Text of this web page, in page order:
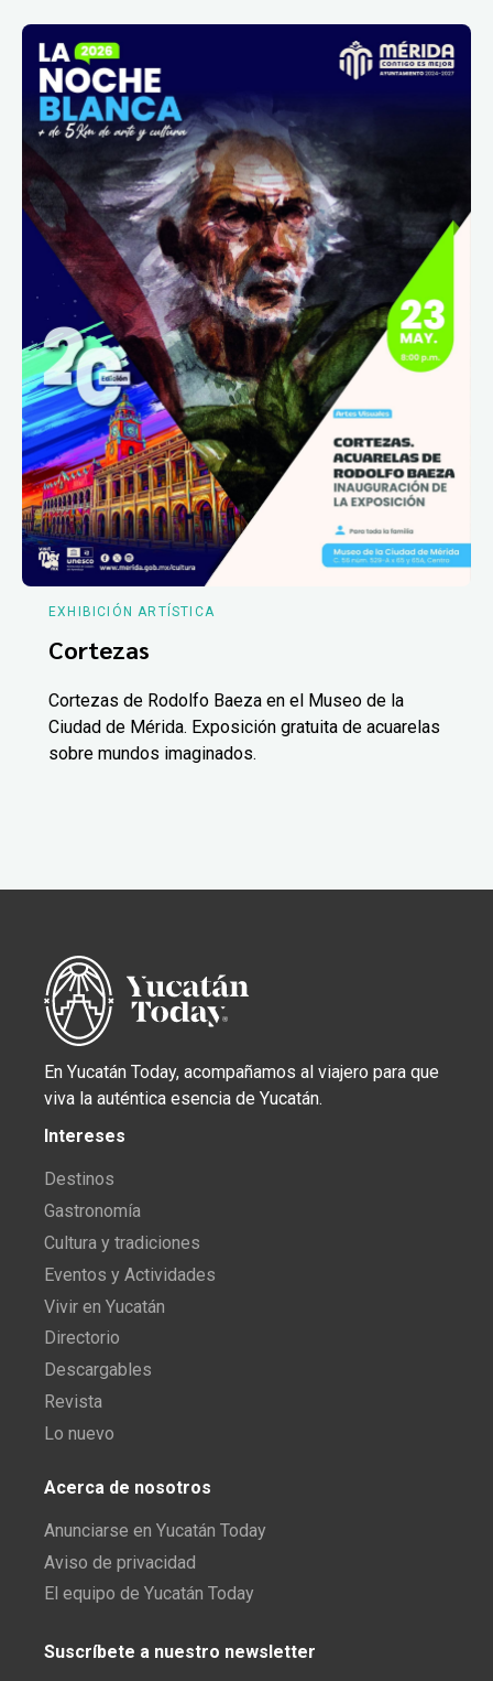
EXHIBICIÓN ARTÍSTICA
Cortezas
Cortezas de Rodolfo Baeza en el Museo de la
Ciudad de Mérida. Exposición gratuita de acuarelas
sobre mundos imaginados.
En Yucatán Today, acompañamos al viajero para que
viva la auténtica esencia de Yucatán.
Intereses
Destinos
Gastronomía
Cultura y tradiciones
Eventos y Actividades
Vivir en Yucatán
Directorio
Descargables
Revista
Lo nuevo
Acerca de nosotros
Anunciarse en Yucatán Today
Aviso de privacidad
El equipo de Yucatán Today
Suscríbete a nuestro newsletter